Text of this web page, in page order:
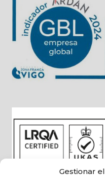
Gestionar el